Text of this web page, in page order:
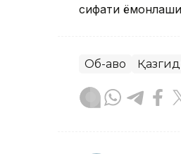
сифати
Об-ҳаво